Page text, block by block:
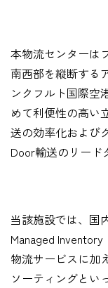
本物流センターは
南西部を縦断する
ンクフルト国際空
めて利便性の高い
送の効率化および
Door輸送のリード
当該施設では、国
Managed
物流サービスに加
ソーティングとい